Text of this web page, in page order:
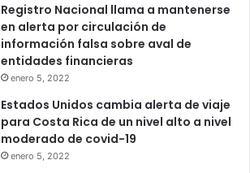
Registro Nacional llama a mantenerse
en alerta por circulación de
información falsa sobre aval de
entidades financieras
enero 5, 2022
Estados Unidos cambia alerta de viaje
para Costa Rica de un nivel alto a nivel
moderado de covid-19
enero 5, 2022